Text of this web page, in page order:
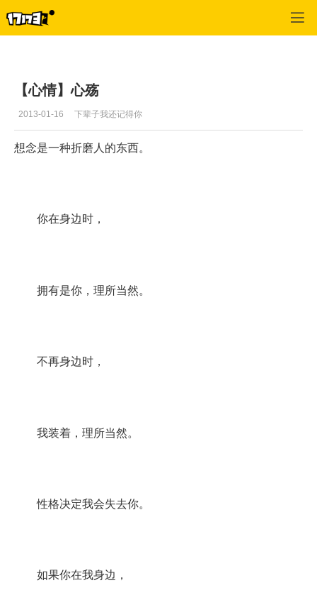
【心情】心殇
2013-01-16 下辈子我还记得你
想念是一种折磨人的东西。
你在身边时，
拥有是你，理所当然。
不再身边时，
我装着，理所当然。
性格决定我会失去你。
如果你在我身边，